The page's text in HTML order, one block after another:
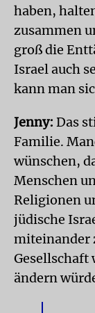
haben,
zusammen
groß die
Israel auch
kann man
Jenny: Das
Familie.
wünschen,
Menschen
Religionen
jüdische
miteinander
Gesellschaft
ändern